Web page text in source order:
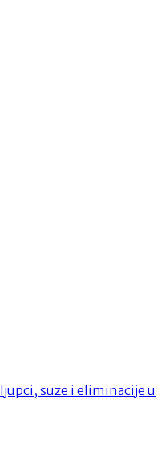
suze i eliminacije u